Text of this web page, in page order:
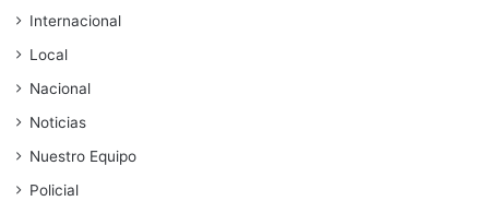
Internacional
Local
Nacional
Noticias
Nuestro Equipo
Policial